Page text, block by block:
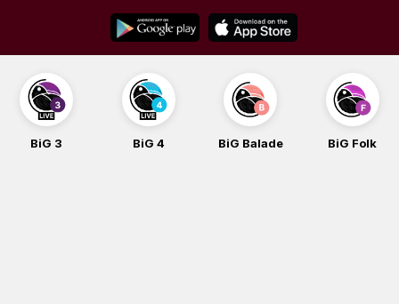
content
BiG 4 BiG Balade BiG Folk BiG iG